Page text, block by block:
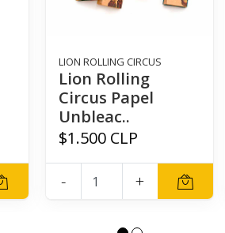
LION ROLLING CIRCUS
Lion Rolling
Circus Papel
Unbleac..
$1.500 CLP
- +